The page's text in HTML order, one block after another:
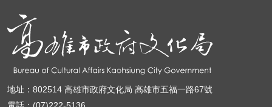
地址：802514 高雄市政府文化局 高雄市五福一路67號